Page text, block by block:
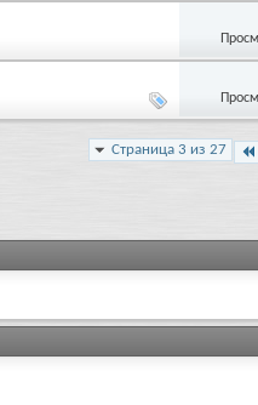
Страница 3 из 27